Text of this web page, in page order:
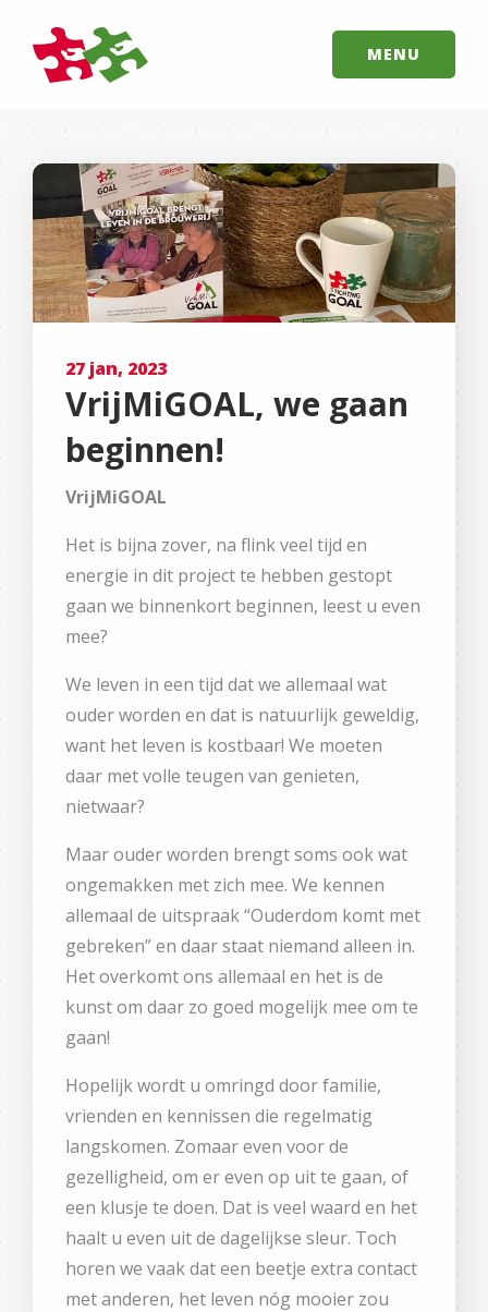
MENU
27 jan, 2023
VrijMiGOAL, we gaan
beginnen!
VrijMiGOAL
Het is bijna zover, na flink veel tijd en
energie in dit project te hebben gestopt
gaan we binnenkort beginnen, leest u even
mee?
We leven in een tijd dat we allemaal wat
ouder worden en dat is natuurlijk geweldig,
want het leven is kostbaar! We moeten
daar met volle teugen van genieten,
nietwaar?
Maar ouder worden brengt soms ook wat
ongemakken met zich mee. We kennen
allemaal de uitspraak “Ouderdom komt met
gebreken” en daar staat niemand alleen in.
Het overkomt ons allemaal en het is de
kunst om daar zo goed mogelijk mee om te
gaan!
Hopelijk wordt u omringd door familie,
vrienden en kennissen die regelmatig
langskomen. Zomaar even voor de
gezelligheid, om er even op uit te gaan, of
een klusje te doen. Dat is veel waard en het
haalt u even uit de dagelijkse sleur. Toch
horen we vaak dat een beetje extra contact
met anderen, het leven nóg mooier zou